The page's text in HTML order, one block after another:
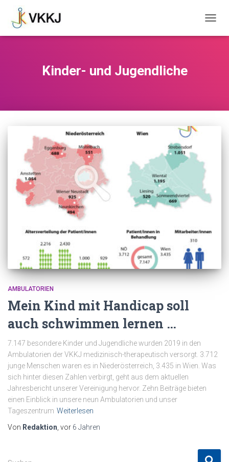
Kinder- und Jugendliche
AMBULATORIEN
Mein Kind mit Handicap soll
auch schwimmen lernen …
7.147 besondere Kinder und Jugendliche wurden 2019 in den
Ambulatorien der VKKJ medizinisch-therapeutisch versorgt. 3.712
junge Menschen waren es in Niederösterreich, 3.435 in Wien. Was
sich hinter diesen Zahlen verbirgt, geht aus dem aktuellen
Jahresbericht unserer Vereinigung hervor. Zehn Beiträge bieten
einen Einblick in unsere neun Ambulatorien und unser
Tageszentrum Weiterlesen
Von Redaktion , vor 6 Jahren
S